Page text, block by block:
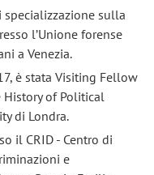
sulla
l’Unione forense
a Venezia.
è stata Visiting Fellow
History of Political
di Londra.
il CRID - Centro di
e